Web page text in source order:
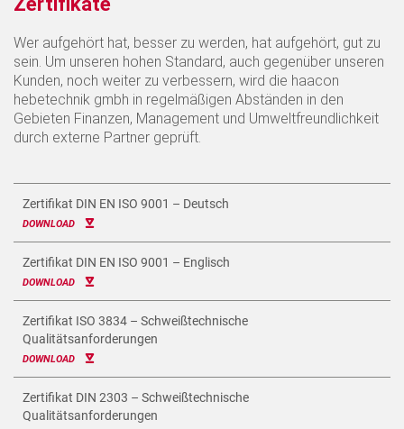
Wer aufgehört hat, besser zu werden, hat aufgehört, gut zu
sein. Um unseren hohen Standard, auch gegenüber unseren
Kunden, noch weiter zu verbessern, wird die haacon
hebetechnik gmbh in regelmäßigen Abständen in den
Gebieten Finanzen, Management und Umweltfreundlichkeit
durch externe Partner geprüft.
Zertifikat DIN EN ISO 9001 – Deutsch
DOWNLOAD
Zertifikat DIN EN ISO 9001 – Englisch
DOWNLOAD
Zertifikat ISO 3834 – Schweißtechnische
Qualitätsanforderungen
DOWNLOAD
Zertifikat DIN 2303 – Schweißtechnische
Qualitätsanforderungen